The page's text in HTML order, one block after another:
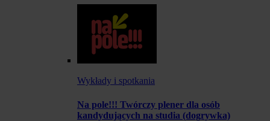
Wykłady i spotkania
Na pole!!! Twórczy plener dla osób
kandydujących na studia (dogrywka)